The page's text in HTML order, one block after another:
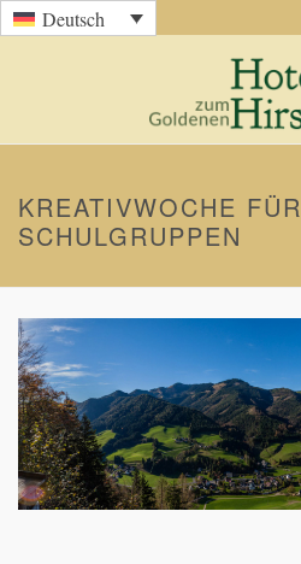
Deutsch
KREATIVWOCHE FÜR
SCHULGRUPPEN